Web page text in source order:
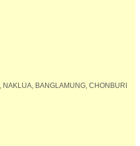
NAKLUA, BANGLAMUNG, CHONBURI